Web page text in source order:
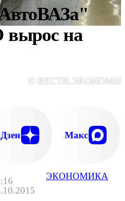
ЭКОНОМИКА
на
©
Дзен Макс